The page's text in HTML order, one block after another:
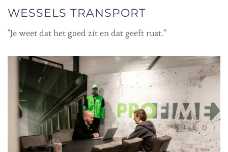
WESSELS TRANSPORT
"Je weet dat het goed zit en dat geeft rust.”